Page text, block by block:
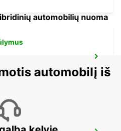
automobilių nuoma
automobilį iš